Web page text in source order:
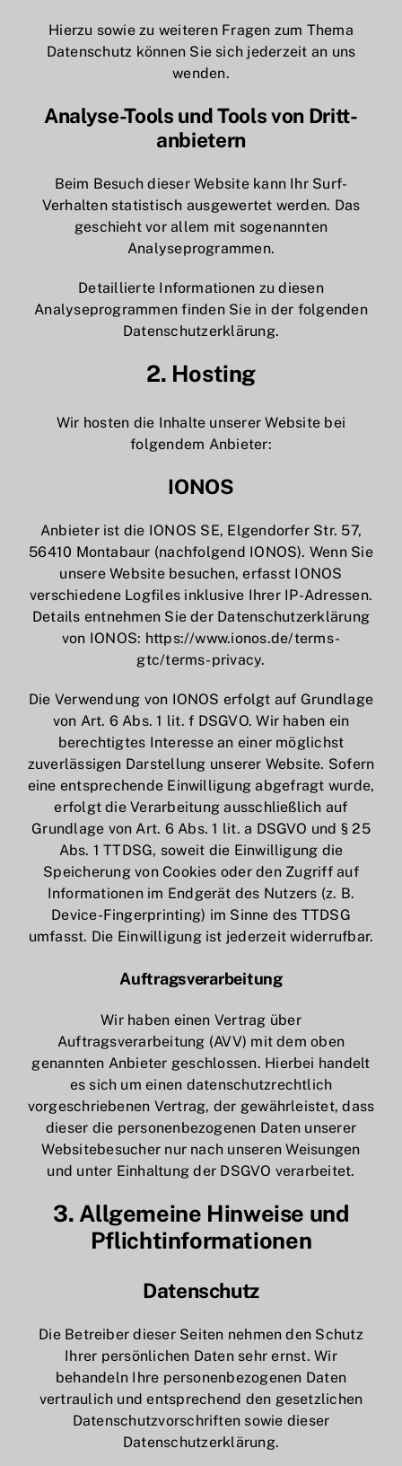
Hierzu sowie zu weiteren Fragen zum Thema
Datenschutz können Sie sich jederzeit an uns
wenden.
Analyse-Tools und Tools von Dritt­
anbietern
Beim Besuch dieser Website kann Ihr Surf-
Verhalten statistisch ausgewertet werden. Das
geschieht vor allem mit sogenannten
Analyseprogrammen.
Detaillierte Informationen zu diesen
Analyseprogrammen finden Sie in der folgenden
Datenschutzerklärung.
2. Hosting
Wir hosten die Inhalte unserer Website bei
folgendem Anbieter:
IONOS
Anbieter ist die IONOS SE, Elgendorfer Str. 57,
56410 Montabaur (nachfolgend IONOS). Wenn Sie
unsere Website besuchen, erfasst IONOS
verschiedene Logfiles inklusive Ihrer IP-Adressen.
Details entnehmen Sie der Datenschutzerklärung
von IONOS: https://www.ionos.de/terms-
gtc/terms-privacy.
Die Verwendung von IONOS erfolgt auf Grundlage
von Art. 6 Abs. 1 lit. f DSGVO. Wir haben ein
berechtigtes Interesse an einer möglichst
zuverlässigen Darstellung unserer Website. Sofern
eine entsprechende Einwilligung abgefragt wurde,
erfolgt die Verarbeitung ausschließlich auf
Grundlage von Art. 6 Abs. 1 lit. a DSGVO und § 25
Abs. 1 TTDSG, soweit die Einwilligung die
Speicherung von Cookies oder den Zugriff auf
Informationen im Endgerät des Nutzers (z. B.
Device-Fingerprinting) im Sinne des TTDSG
umfasst. Die Einwilligung ist jederzeit widerrufbar.
Auftragsverarbeitung
Wir haben einen Vertrag über
Auftragsverarbeitung (AVV) mit dem oben
genannten Anbieter geschlossen. Hierbei handelt
es sich um einen datenschutzrechtlich
vorgeschriebenen Vertrag, der gewährleistet, dass
dieser die personenbezogenen Daten unserer
Websitebesucher nur nach unseren Weisungen
und unter Einhaltung der DSGVO verarbeitet.
3. Allgemeine Hinweise und
Pflicht­informationen
Datenschutz
Die Betreiber dieser Seiten nehmen den Schutz
Ihrer persönlichen Daten sehr ernst. Wir
behandeln Ihre personenbezogenen Daten
vertraulich und entsprechend den gesetzlichen
Datenschutzvorschriften sowie dieser
Datenschutzerklärung.